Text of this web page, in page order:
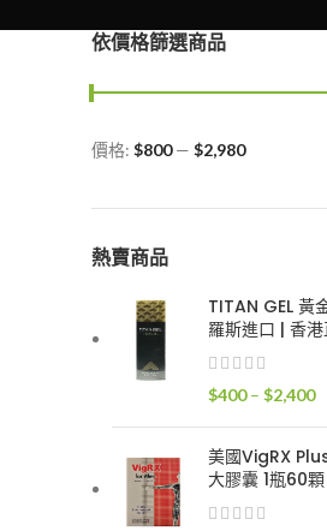
依價格篩選商品
最
價
最
價
價格: $800— $2,980
熱賣商品
TITAN GEL 黃
羅斯進口 | 香
$400 – $2,400價
美國VigRX
大膠囊 1瓶60